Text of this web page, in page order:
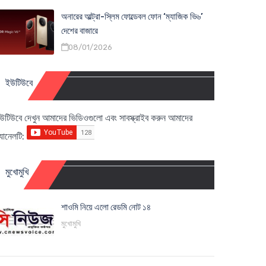
অনারের আল্ট্রা-স্লিম ফোল্ডেবল ফোন ‘ম্যাজিক ভি৬’
দেশের বাজারে
08/01/2026
ইউটিউবে
দেখুন আমাদের ভিডিওগুলো এবং সাবস্ক্রাইব করুন আমাদের
মুখোমুখি
শাওমি নিয়ে এলো রেডমি নোট ১৪
মুখোমুখি